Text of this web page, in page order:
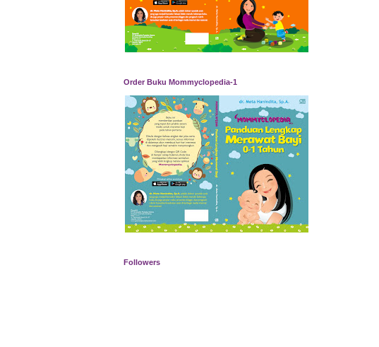
Order Buku Mommyclopedia-1
Followers